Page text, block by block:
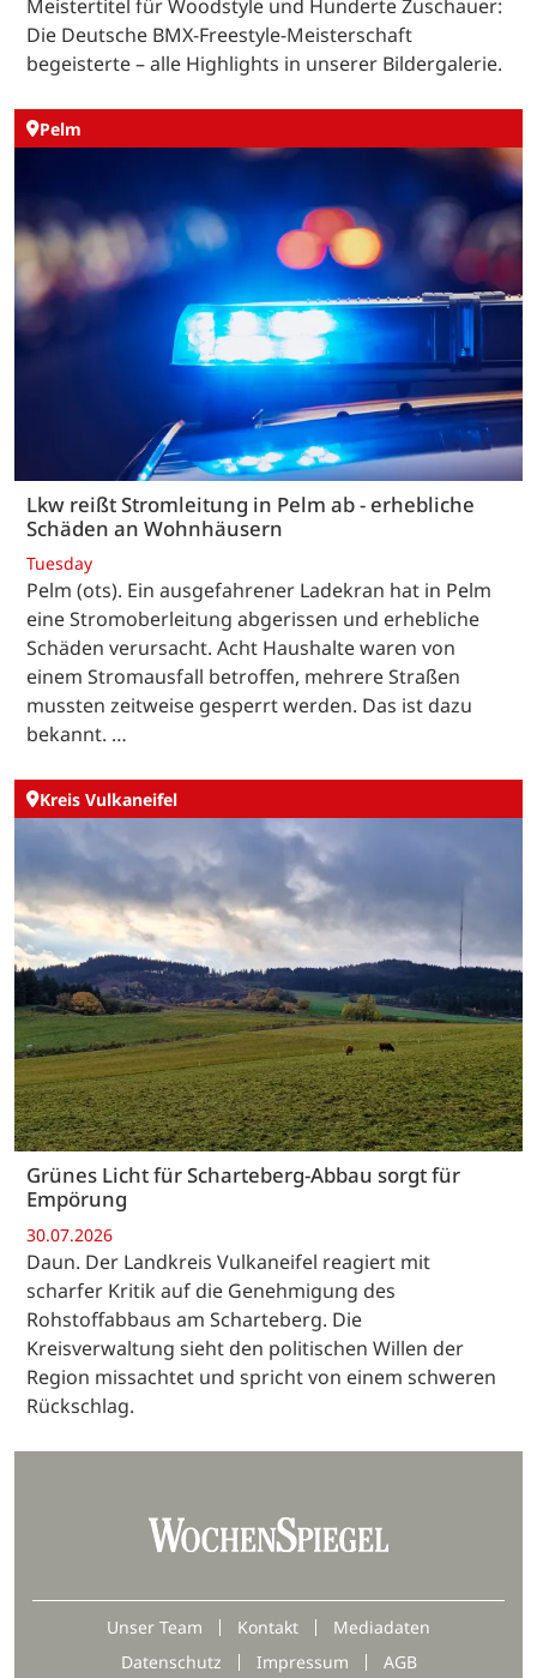
Meistertitel für Woodstyle und Hunderte Zuschauer:
Die Deutsche BMX-Freestyle-Meisterschaft
begeisterte – alle Highlights in unserer Bildergalerie.
Pelm
Lkw reißt Stromleitung in Pelm ab - erhebliche
Schäden an Wohnhäusern
Tuesday
Pelm (ots). Ein ausgefahrener Ladekran hat in Pelm
eine Stromoberleitung abgerissen und erhebliche
Schäden verursacht. Acht Haushalte waren von
einem Stromausfall betroffen, mehrere Straßen
mussten zeitweise gesperrt werden. Das ist dazu
bekannt. …
Kreis Vulkaneifel
Grünes Licht für Scharteberg-Abbau sorgt für
Empörung
30.07.2026
Daun. Der Landkreis Vulkaneifel reagiert mit
scharfer Kritik auf die Genehmigung des
Rohstoffabbaus am Scharteberg. Die
Kreisverwaltung sieht den politischen Willen der
Region missachtet und spricht von einem schweren
Rückschlag.
Unser Team Kontakt
Mediadaten
Datenschutz
Impressum AGB